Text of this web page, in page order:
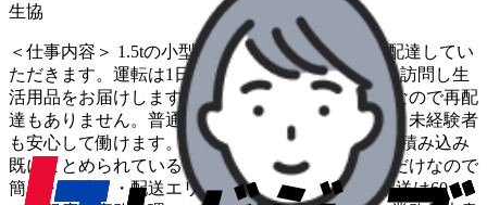
生協
＜仕事内容＞ 1.5tの小型トラックで生協の商品を配達してい
ただきます。運転は1日1～2時間ほどで同じお宅を訪問し生
活用品をお届けします。留守の場合は「置き配」なので再配
達もありません。普通免許可に加え、研修もあり、未経験者
も安心して働けます。 ＜お仕事の流れ＞ ・荷物の積み込み
既にまとめられている荷物をトラックに積み込むだけなので
簡単・配達・・配送エリア&ルート固定、1日の配送は60～